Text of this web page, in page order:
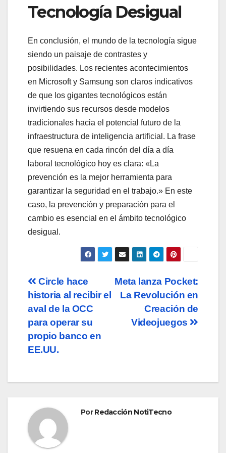
Tecnología Desigual
En conclusión, el mundo de la tecnología sigue
siendo un paisaje de contrastes y
posibilidades. Los recientes acontecimientos
en Microsoft y Samsung son claros indicativos
de que los gigantes tecnológicos están
invirtiendo sus recursos desde modelos
tradicionales hacia el potencial futuro de la
infraestructura de inteligencia artificial. La frase
que resuena en cada rincón del día a día
laboral tecnológico hoy es clara: «La
prevención es la mejor herramienta para
garantizar la seguridad en el trabajo.» En este
caso, la prevención y preparación para el
cambio es esencial en el ámbito tecnológico
desigual.
Navegación
de
entradas
Meta lanza Pocket:
La Revolución en
Creación de
Videojuegos
Circle hace
historia al recibir el
aval de la OCC
para operar su
propio banco en
EE.UU.
PorRedacción NotiTecno